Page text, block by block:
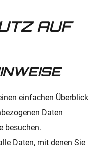
AUF
einfachen Überblick
Daten
besuchen.
Daten, mit denen Sie